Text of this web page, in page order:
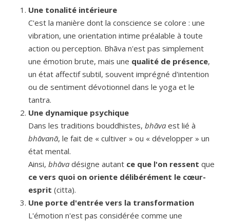
Une tonalité intérieure
C'est la manière dont la conscience se colore : une
vibration, une orientation intime préalable à toute
action ou perception. Bhāva n'est pas simplement
une émotion brute, mais une qualité de présence,
un état affectif subtil, souvent imprégné d'intention
ou de sentiment dévotionnel dans le yoga et le
tantra.
Une dynamique psychique
Dans les traditions bouddhistes, bhāva est lié à
bhāvanā, le fait de « cultiver » ou « développer » un
état mental.
Ainsi, bhāva désigne autant ce que l'on ressent que
ce vers quoi on oriente délibérément le cœur-
esprit (citta).
Une porte d'entrée vers la transformation
L'émotion n'est pas considérée comme une